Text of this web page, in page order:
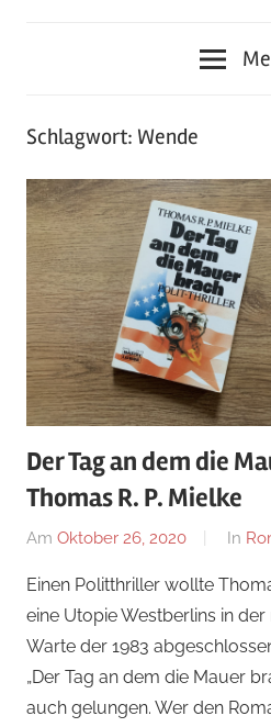
Schlagwort: Wende
Der Tag an dem die
Thomas R. P. Mielke
Am Oktober 26, 2020
Von
In
Einen Politthriller wollte
eine Utopie Westberlins in
Warte der 1983
„Der Tag an dem die Mauer
auch gelungen. Wer den